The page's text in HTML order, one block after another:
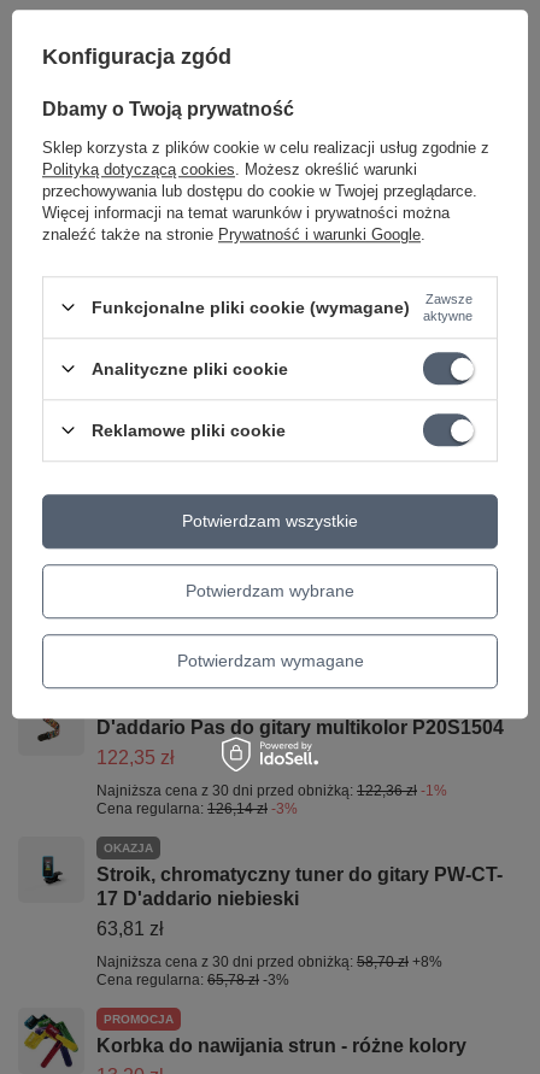
KATEGORIA MATERIAŁY EDUKACYJNE
Parametry bezpieczeństwa Parametry bezpieczeństwa
Może potrzebujesz tego do gitary
König & Meyer 12440 pulpit stołowy Uni-Boy
24,97 zł
Cena regularna:25,75 zł -3%
Miarka do wysokości strun PW-SHG-01
Cena regularna:51,00 zł -3%
D'addario Pas do gitary multikolor P20S1504
122,35 zł
Najniższa cena z 30 dni przed obniżką: 122,36 zł -1%
Cena regularna: 126,14 zł -3%
OKAZJA
Stroik, chromatyczny tuner do gitary PW-CT-
17 D'addario niebieski
63,81 zł
Najniższa cena z 30 dni przed obniżką: 58,70 zł +8%
Cena regularna: 65,78 zł -3%
PROMOCJA
Korbka do nawijania strun - różne kolory
Konfiguracja zgód
Dbamy o Twoją prywatność
Sklep korzysta z plików cookie w celu realizacji usług zgodnie z
Polityką dotyczącą cookies . Możesz określić warunki
przechowywania lub dostępu do cookie w Twojej przeglądarce.
Więcej informacji na temat warunków i prywatności można
znaleźć także na stronie Prywatność i warunki Google
Funkcjonalne pliki cookie (wymagane)
Zawsze
aktywne
Analityczne pliki cookie
Reklamowe pliki cookie
Potwierdzam wybrane
Potwierdzam wymagane
Potwierdzam wszystkie